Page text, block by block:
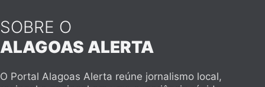
SOBRE O
ALAGOAS ALERTA
O Portal Alagoas Alerta reúne jornalismo local,